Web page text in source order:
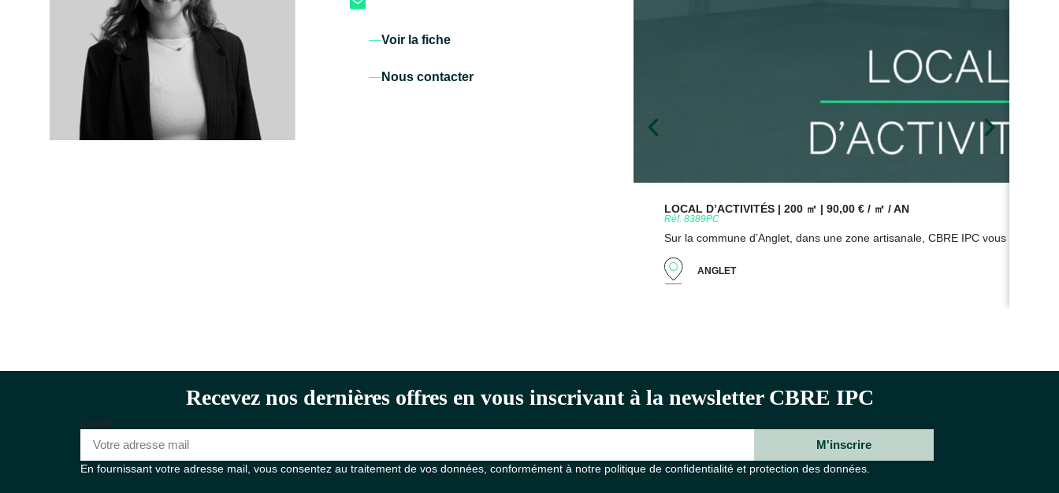
Voir la fiche
Nous contacter
LOCAL D’ACTIVITÉS | 200 ㎡ | 90,00 € / ㎡ / AN
Réf. 8389PC
Sur la commune d’Anglet, dans une zone artisanale, CBRE IPC vous
ANGLET
Recevez nos dernières offres en vous inscrivant à la newsletter CBRE IPC
Email
M'inscrire
En fournissant votre adresse mail, vous consentez au traitement de vos données, conformément à notre politique de confidentialité et protection des données.